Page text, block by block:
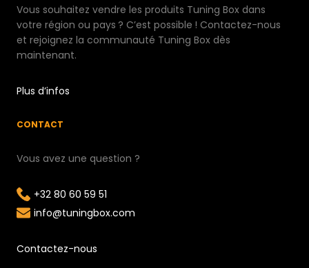
Vous souhaitez vendre les produits Tuning Box dans
votre région ou pays ? C’est possible ! Contactez-nous
et rejoignez la communauté Tuning Box dès
maintenant.
Plus d’infos
CONTACT
Vous avez une question ?
+32 80 60 59 51
info@tuningbox.com
Contactez-nous